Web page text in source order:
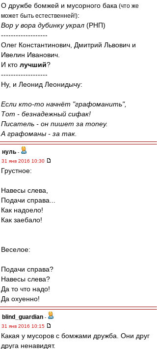
О дружбе бомжей и мусорного бака (что же
может быть естественней!):
Вор у вора дубинку украл (РНП)
-------------------
Олег Константинович, Дмитрий Львович и
Ивелин Иванович.
И кто лучший?
-------------------
Ну, и Леонид Леонидычу:
Если кто-то начнёт "графоманить",
Тот - безнадежный сифак!
Писатель - он пишет за money.
А графоманы - за так.
нуль -
31 янв 2016 10:30
Грустное:
Навесы слева,
Подачи справа...
Как надоело!
Как заебало!
Веселое:
Подачи справа?
Навесы слева?
Да то что надо!
Да охуенно!
blind_guardian -
31 янв 2016 10:15
Какая у мусоров с бомжами дружба. Они друг
друга ненавидят.